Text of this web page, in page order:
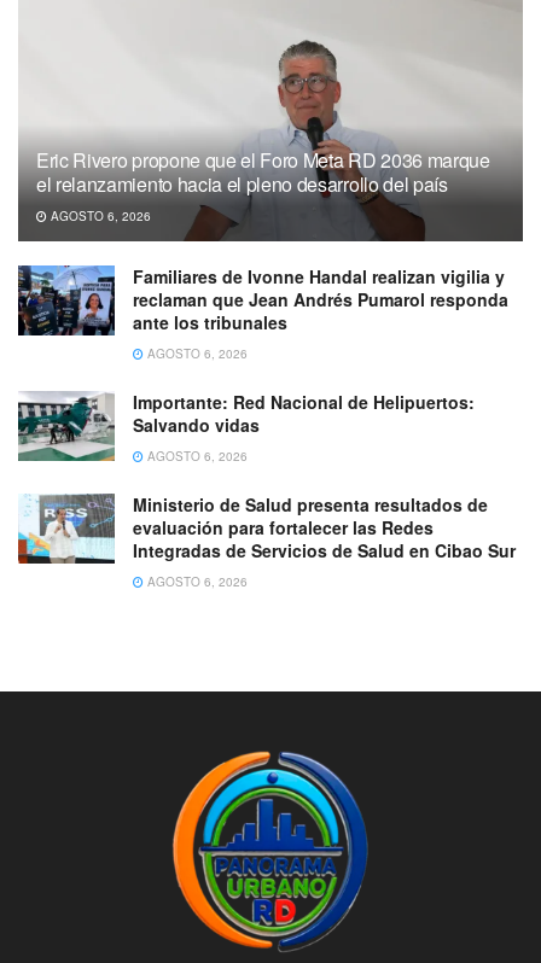
Eric Rivero propone que el Foro Meta RD 2036 marque
el relanzamiento hacia el pleno desarrollo del país
AGOSTO 6, 2026
Familiares de Ivonne Handal realizan vigilia y
reclaman que Jean Andrés Pumarol responda
ante los tribunales
AGOSTO 6, 2026
Importante: Red Nacional de Helipuertos:
Salvando vidas
AGOSTO 6, 2026
Ministerio de Salud presenta resultados de
evaluación para fortalecer las Redes
Integradas de Servicios de Salud en Cibao Sur
AGOSTO 6, 2026